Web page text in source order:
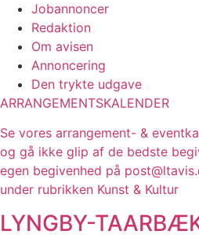
Jobannoncer
Redaktion
Om avisen
Annoncering
Den trykte udgave
ARRANGEMENTSKALENDER
Se vores arrangement- &
og gå ikke glip af de bedste
egen begivenhed på
under rubrikken Kunst & Kultur
LYNGBY-